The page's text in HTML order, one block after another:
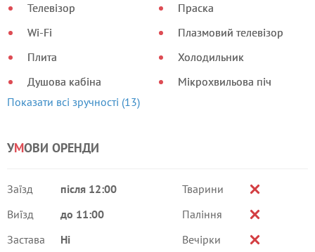
Телевізор
Wi-Fi
Плита
Душова кабіна
Праска
Плазмовий телевізор
Холодильник
Мікрохвильова піч
Показати всі зручності (13)
УМОВИ ОРЕНДИ
Заїзд
після 12:00
Виїзд
до 11:00
Застава
Ні
Тварини
Паління
Вечірки